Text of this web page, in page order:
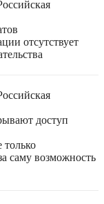
отсутствует
доступ
саму возможность